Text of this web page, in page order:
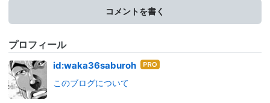
コメントを書く
プロフィール
id:waka36saburoh はて
このブログについて